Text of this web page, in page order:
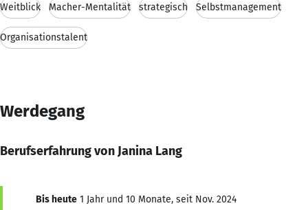
Weitblick Macher-Mentalität strategisch Selbstmanagement
Organisationstalent
Werdegang
Berufserfahrung von Janina Lang
Bis heute 1 Jahr und 10 Monate, seit Nov. 2024